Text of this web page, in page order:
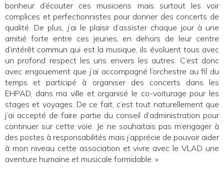
bonheur d’écouter ces musiciens mais surtout les voir
complices et perfectionnistes pour donner des concerts de
qualité. De plus, j’ai le plaisir d’assister chaque jour à une
amitié forte entre ces jeunes, en dehors de leur centre
d’intérêt commun qui est la musique, ils évoluent tous avec
un profond respect les uns envers les autres. C’est donc
avec engouement que j’ai accompagné l’orchestre au fil du
temps et participé à organiser des concerts dans les
EHPAD, dans ma ville et organisé le co-voiturage pour les
stages et voyages. De ce fait, c’est tout naturellement que
j’ai accepté de faire partie du conseil d’administration pour
continuer sur cette voie. Je ne souhaitais pas m’engager à
des postes à responsabilités mais j’apprécie de pouvoir aider
à mon niveau cette association et vivre avec le VLAD une
aventure humaine et musicale formidable. »